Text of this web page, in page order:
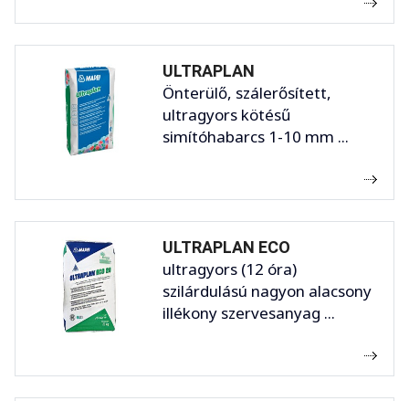
ULTRAPLAN
Önterülő, szálerősített,
ultragyors kötésű
simítóhabarcs 1-10 mm ...
ULTRAPLAN ECO
ultragyors (12 óra)
szilárdulású nagyon alacsony
illékony szervesanyag ...